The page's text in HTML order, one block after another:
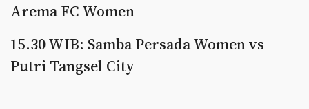
Arema FC Women
15.30 WIB: Samba Persada Women vs
Putri Tangsel City